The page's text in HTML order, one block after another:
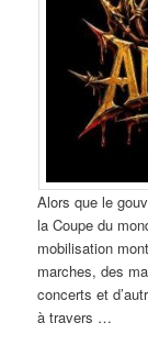
Alors que le
la Coupe du
mobilisation
marches, des
concerts et
à travers …